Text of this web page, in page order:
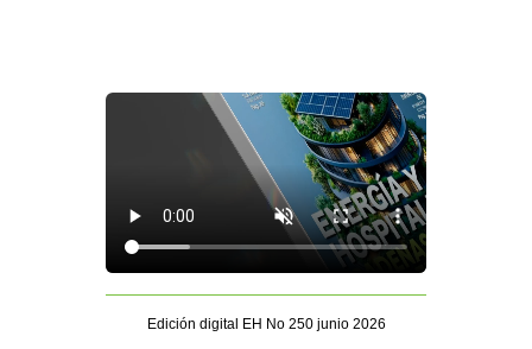
Edición digital EH No 250 junio 2026